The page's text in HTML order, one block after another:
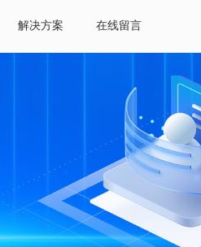
解决方案 在线留言